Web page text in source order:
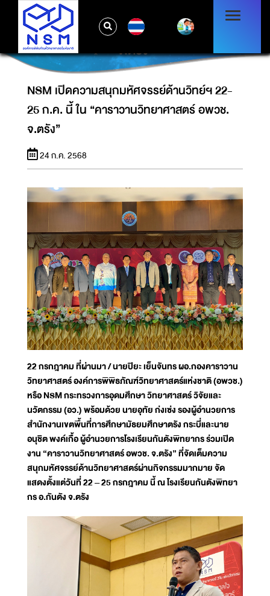
NSM เปิดความสนุกมหัศจรรย์ด้านวิทย์ฯ 22-25
ก.ค. นี้ ใน “คาราวานวิทยาศาสตร์ อพวช.
จ.ตรัง”
NSM เปิดความสนุกมหัศจรรย์ด้านวิทย์ฯ 22-
25 ก.ค. นี้ ใน “คาราวานวิทยาศาสตร์ อพวช.
จ.ตรัง”
24 ก.ค. 2568
22 กรกฎาคม ที่ผ่านมา / นายปิยะ เย็นจันทร ผอ.กองคาราวาน
วิทยาศาสตร์ องค์การพิพิธภัณฑ์วิทยาศาสตร์แห่งชาติ (อพวช.)
หรือ NSM กระทรวงการอุดมศึกษา วิทยาศาสตร์ วิจัยและ
นวัตกรรม (อว.) พร้อมด้วย นายอุทัย ก่งเซ่ง รองผู้อำนวยการ
สำนักงานเขตพื้นที่การศึกษามัธยมศึกษาตรัง กระบี่และนาย
อนุชิต พงค์เกื้อ ผู้อำนวยการโรงเรียนกันตังพิทยากร ร่วมเปิด
งาน “คาราวานวิทยาศาสตร์ อพวช. จ.ตรัง” ที่จัดเต็มความ
สนุกมหัศจรรย์ด้านวิทยาศาสตร์ผ่านกิจกรรมมากมาย จัด
แสดงตั้งแต่วันที่ 22 – 25 กรกฎาคม นี้ ณ โรงเรียนกันตังพิทยา
กร อ.กันตัง จ.ตรัง